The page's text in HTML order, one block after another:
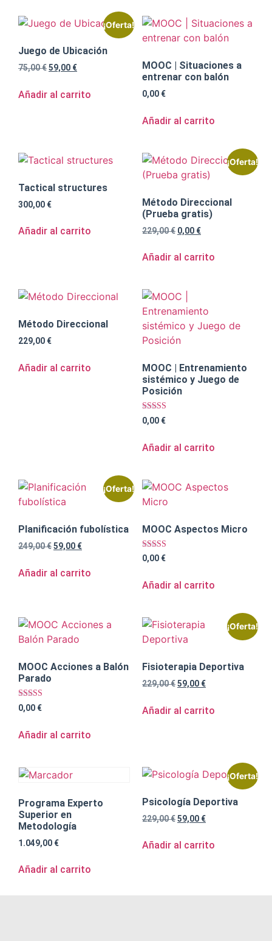
¡Oferta!
Juego de Ubicación
75,00€59,00 €
Añadir al carrito
MOOC | Situaciones a
entrenar con balón
0,00 €
Añadir al carrito
Tactical structures
300,00 €
Añadir al carrito
¡Oferta!
Método Direccional
(Prueba gratis)
229,00€ 0,00 €
Añadir al carrito
Método Direccional
229,00 €
Añadir al carrito
MOOC | Entrenamiento
sistémico y Juego de
Posición
Valorado con
5.00
0,00 €
Añadir al carrito
¡Oferta!
Planificación fubolística
249,00€59,00 €
Añadir al carrito
MOOC Aspectos Micro
Valorado con
5.00
0,00 €
Añadir al carrito
MOOC Acciones a Balón
Parado
Valorado
con
de 5
0,00 €
Añadir al carrito
¡Oferta!
Fisioterapia Deportiva
229,00€59,00 €
Añadir al carrito
Programa Experto
Superior en
Metodología
1.049,00 €
Añadir al carrito
¡Oferta!
Psicología Deportiva
229,00€59,00 €
Añadir al carrito